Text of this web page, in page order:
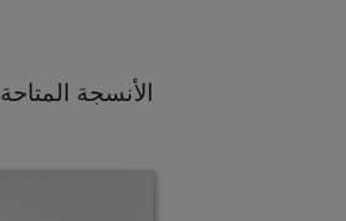
الأنسجة المتاحة